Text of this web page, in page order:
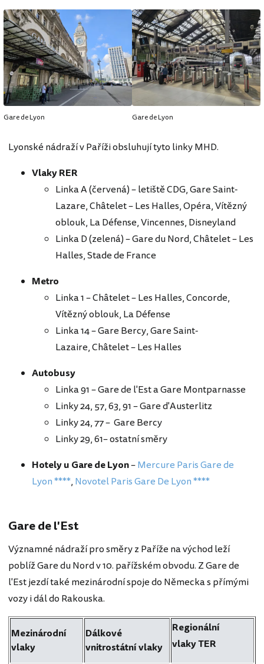
Gare de Lyon Gare de Lyon
Lyonské nádraží v Paříži obsluhují tyto linky MHD.
VlakyRER
Linka A (červená) – letiště CDG, Gare Saint-
Lazare, Châtelet – Les Halles, Opéra, Vítězný
oblouk, La Défense, Vincennes, Disneyland
Linka D (zelená) – Gare du Nord, Châtelet – Les
Halles, Stade de France
Metro
Linka 1 – Châtelet – Les Halles, Concorde,
Vítězný oblouk, La Défense
Linka 14 – Gare Bercy, Gare Saint-
Lazaire, Châtelet – Les Halles
Autobusy
Linka 91 – Gare de l'Est a Gare Montparnasse
Linky 24, 57, 63, 91 – Gare d'Austerlitz
Linky 24, 77 – Gare Bercy
Linky 29, 61– ostatní směry
Hotely u Gare de Lyon–Mercure Paris Gare de
Lyon ****, Novotel Paris Gare De Lyon ****
Gare de l'Est
Významné nádraží pro směry z Paříže na východ leží
poblíž Gare du Nord v 10. pařížském obvodu. Z Gare de
l'Est jezdí také mezinárodní spoje do Německa s přímými
vozy i dál do Rakouska.
Mezinárodní
vlaky
Dálkové
vnitrostátní vlaky
Regionální
vlaky TER